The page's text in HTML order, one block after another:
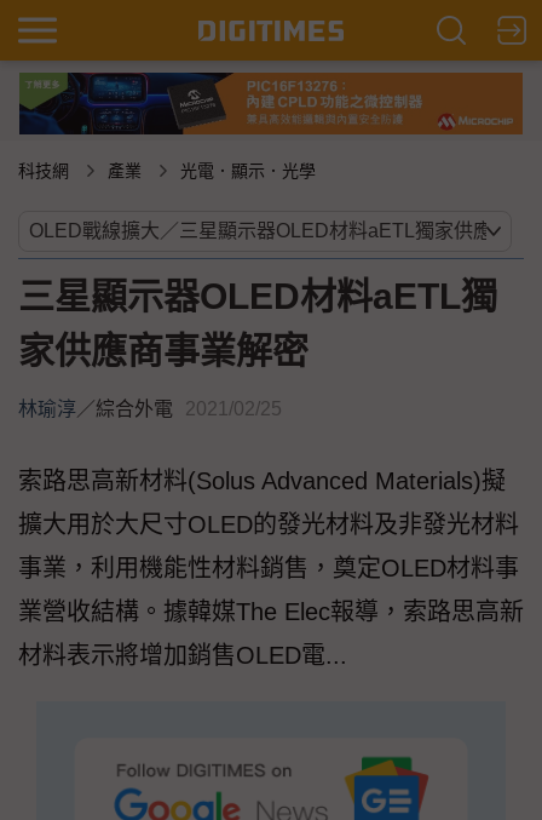
科技網 產業 光電．顯示．光學
三星顯示器OLED材料aETL獨
家供應商事業解密
林瑜淳／綜合外電 2021/02/25
索路思高新材料(Solus Advanced Materials)擬
擴大用於大尺寸OLED的發光材料及非發光材料
事業，利用機能性材料銷售，奠定OLED材料事
業營收結構。據韓媒The Elec報導，索路思高新
材料表示將增加銷售OLED電...